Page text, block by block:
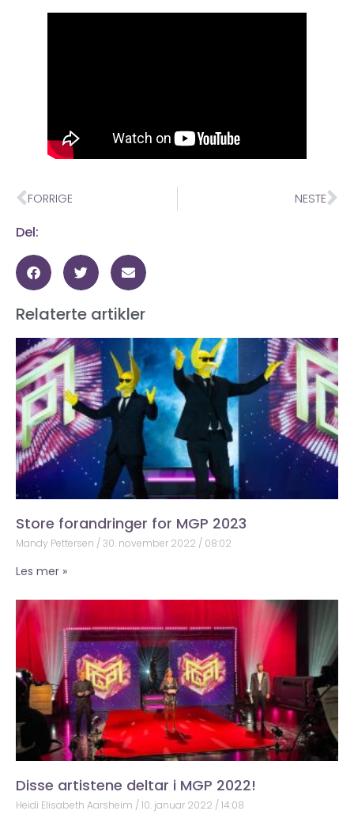
FORRIGE NESTE
Del:
Relaterte artikler
Store forandringer for MGP 2023
Mandy Pettersen 30. november 2022 08:02
Les mer »
Disse artistene deltar i MGP 2022!
Heidi Elisabeth Aarsheim 10. januar 2022 14:08